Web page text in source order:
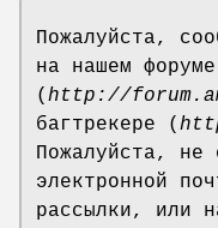
Пожалуйста,
на нашем форуме
( http://
багтрекере (
Пожалуйста, не
электронной
рассылки, или